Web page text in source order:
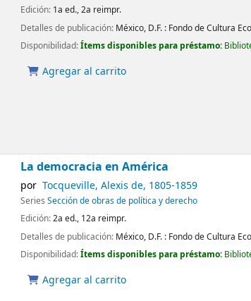
Edición: 1a ed., 2a reimpr.
Detalles de publicación: México, D.F. : Fondo de Cultura
Disponibilidad:Ítems disponibles para préstamo:
Agregar al carrito
La democracia en América
por Tocqueville, Alexis de, 1805-1859
SeriesSección de obras de política y derecho
Edición:2a ed., 12a reimpr.
Detalles de publicación: México, D.F. : Fondo de Cultura
Disponibilidad:Ítems disponibles para préstamo:
Agregar al carrito